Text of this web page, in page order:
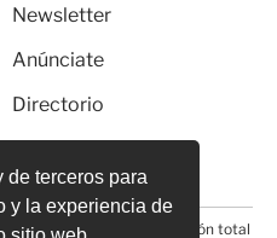
de terceros para
y la experiencia de
Newsletter
Anúnciate
Directorio
Prohibida la reproducción total